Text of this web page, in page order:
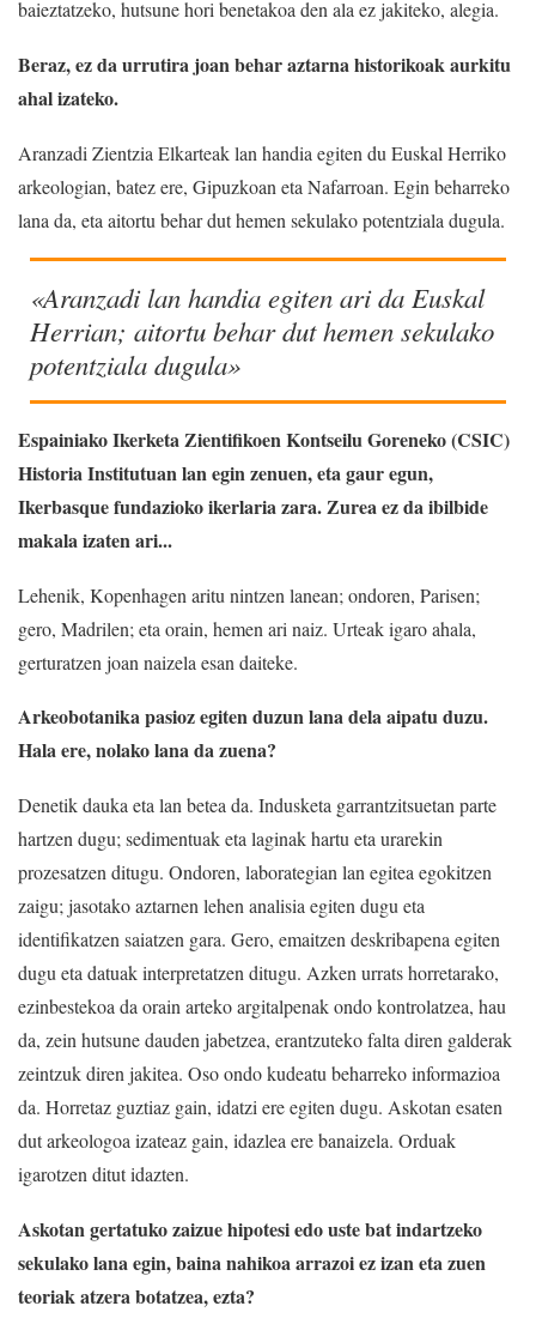
baieztatzeko, hutsune hori benetakoa den ala ez jakiteko, alegia.
Beraz, ez da urrutira joan behar aztarna historikoak aurkitu
ahal izateko.
Aranzadi Zientzia Elkarteak lan handia egiten du Euskal Herriko
arkeologian, batez ere, Gipuzkoan eta Nafarroan. Egin beharreko
lana da, eta aitortu behar dut hemen sekulako potentziala dugula.
«Aranzadi lan handia egiten ari da Euskal
Herrian; aitortu behar dut hemen sekulako
potentziala dugula»
Espainiako Ikerketa Zientifikoen Kontseilu Goreneko (CSIC)
Historia Institutuan lan egin zenuen, eta gaur egun,
Ikerbasque fundazioko ikerlaria zara. Zurea ez da ibilbide
makala izaten ari...
Lehenik, Kopenhagen aritu nintzen lanean; ondoren, Parisen;
gero, Madrilen; eta orain, hemen ari naiz. Urteak igaro ahala,
gerturatzen joan naizela esan daiteke.
Arkeobotanika pasioz egiten duzun lana dela aipatu duzu.
Hala ere, nolako lana da zuena?
Denetik dauka eta lan betea da. Indusketa garrantzitsuetan parte
hartzen dugu; sedimentuak eta laginak hartu eta urarekin
prozesatzen ditugu. Ondoren, laborategian lan egitea egokitzen
zaigu; jasotako aztarnen lehen analisia egiten dugu eta
identifikatzen saiatzen gara. Gero, emaitzen deskribapena egiten
dugu eta datuak interpretatzen ditugu. Azken urrats horretarako,
ezinbestekoa da orain arteko argitalpenak ondo kontrolatzea, hau
da, zein hutsune dauden jabetzea, erantzuteko falta diren galderak
zeintzuk diren jakitea. Oso ondo kudeatu beharreko informazioa
da. Horretaz guztiaz gain, idatzi ere egiten dugu. Askotan esaten
dut arkeologoa izateaz gain, idazlea ere banaizela. Orduak
igarotzen ditut idazten.
Askotan gertatuko zaizue hipotesi edo uste bat indartzeko
sekulako lana egin, baina nahikoa arrazoi ez izan eta zuen
teoriak atzera botatzea, ezta?